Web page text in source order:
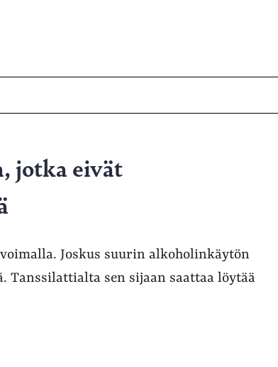
jotka eivät
Joskus suurin alkoholinkäytön
Tanssilattialta sen sijaan saattaa löytää